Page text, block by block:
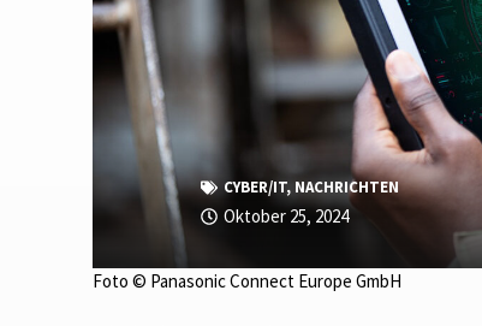
CYBER/IT, NACHRICHTEN
Oktober 25, 2024
Foto © Panasonic Connect Europe GmbH